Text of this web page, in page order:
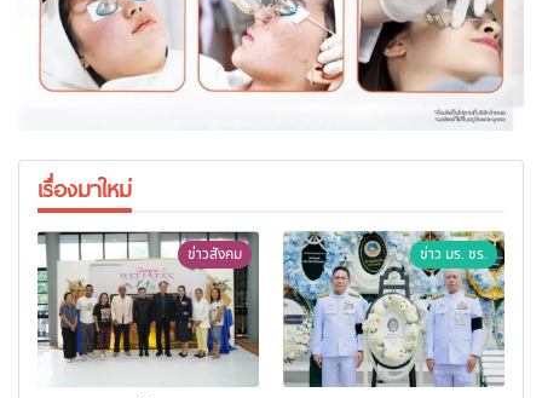
เรื่องมาใหม่
ข่าวสังคม ข่าว มร. ชร.